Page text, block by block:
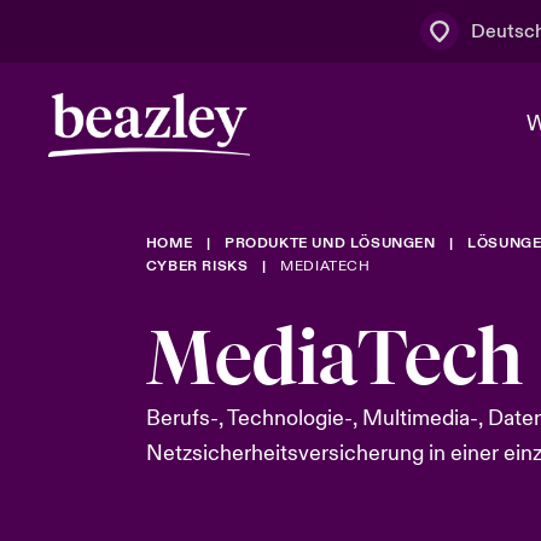
Wer wir sind
Board &
News & Events
Spotlight:
Cyber
Kundenportal
Cyber
HOME PRODUKTE UND LÖSUNGEN
CYBER RISKS
MEDIATECH
MediaTech
Berufs-, Technologie-, Multimedia-,
Netzsicherheitsversicherung in einer